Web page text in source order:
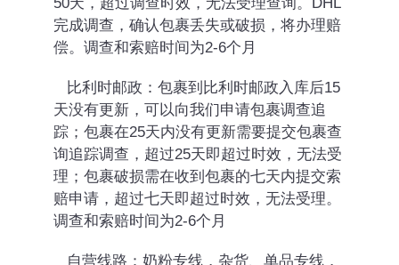
完成调查，确认包裹丢失或破损，将办理赔
偿。调查和索赔时间为2-6个月
比利时邮政：包裹到比利时邮政入库后15
天没有更新，可以向我们申请包裹调查追
踪；包裹在25天内没有更新需要提交包裹查
询追踪调查，超过25天即超过时效，无法受
理；包裹破损需在收到包裹的七天内提交索
赔申请，超过七天即超过时效，无法受理。
调查和索赔时间为2-6个月
自营线路： 奶粉专线，杂货、单品专线，